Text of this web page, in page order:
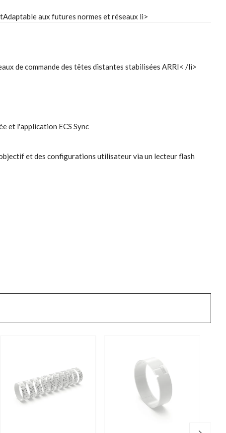
aux futures normes et réseaux li>
de commande des têtes distantes stabilisées ARRI< /li>
et l'application ECS Sync
et des configurations utilisateur via un lecteur flash